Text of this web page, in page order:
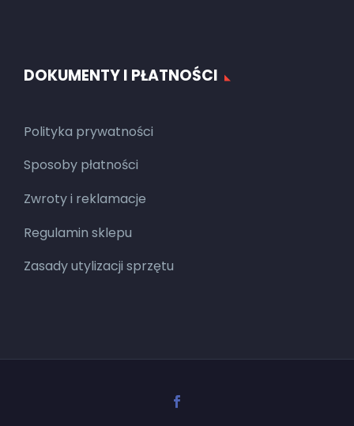
DOKUMENTY I PŁATNOŚCI
Polityka prywatności
Sposoby płatności
Zwroty i reklamacje
Regulamin sklepu
Zasady utylizacji sprzętu